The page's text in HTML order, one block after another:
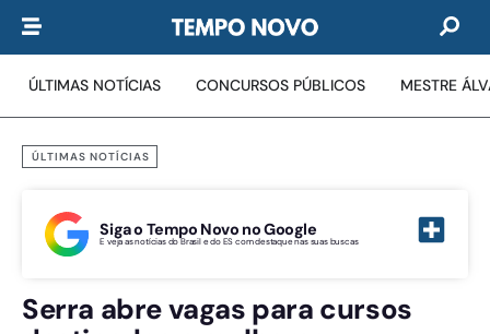
ÚLTIMAS NOTÍCIAS CONCURSOS PÚBLICOS MESTRE
ÚLTIMAS NOTÍCIAS
Siga o Tempo Novo no Google
E veja as notícias do Brasil e do ES com destaque nas suas buscas
Serra abre vagas para cursos